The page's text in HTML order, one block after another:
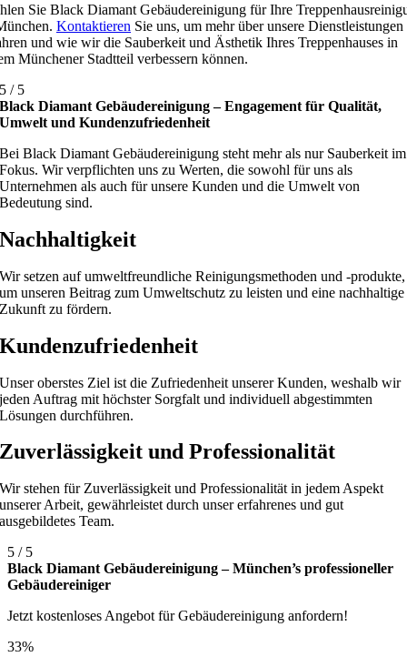
Sie Black Diamant Gebäudereinigung für Ihre
Kontaktieren Sie uns, um mehr über unsere Dienstleistungen
und wie wir die Sauberkeit und Ästhetik Ihres Treppenhauses in
Münchener Stadtteil verbessern können.
5 / 5
Black Diamant Gebäudereinigung – Engagement für Qualität,
Umwelt und Kundenzufriedenheit
Bei Black Diamant Gebäudereinigung steht mehr als nur Sauberkeit im
Fokus. Wir verpflichten uns zu Werten, die sowohl für uns als
Unternehmen als auch für unsere Kunden und die Umwelt von
Bedeutung sind.
Nachhaltigkeit
Wir setzen auf umweltfreundliche Reinigungsmethoden und -produkte,
um unseren Beitrag zum Umweltschutz zu leisten und eine nachhaltige
Zukunft zu fördern.
Kundenzufriedenheit
Unser oberstes Ziel ist die Zufriedenheit unserer Kunden, weshalb wir
jeden Auftrag mit höchster Sorgfalt und individuell abgestimmten
Lösungen durchführen.
Zuverlässigkeit und Professionalität
Wir stehen für Zuverlässigkeit und Professionalität in jedem Aspekt
unserer Arbeit, gewährleistet durch unser erfahrenes und gut
ausgebildetes Team.
5 / 5
Black Diamant Gebäudereinigung – München’s professioneller
Gebäudereiniger
Jetzt kostenloses Angebot für Gebäudereinigung anfordern!
33%